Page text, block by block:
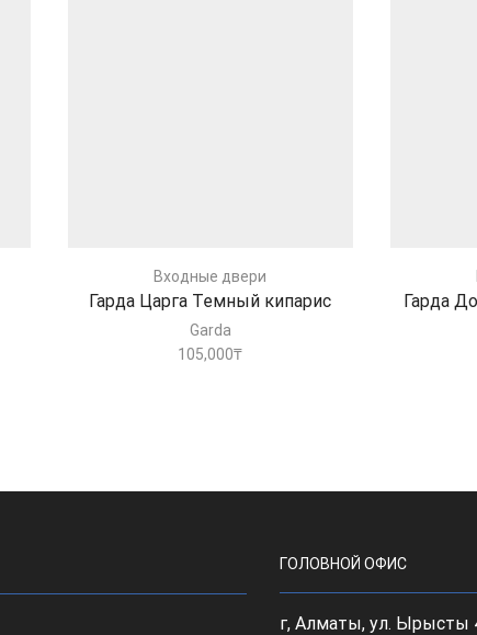
Входные двери
Гарда Царга Темный кипарис
Garda
105,000₸
Гарда
ГОЛОВНОЙ ОФИС
г, Алматы, ул. Ырысты